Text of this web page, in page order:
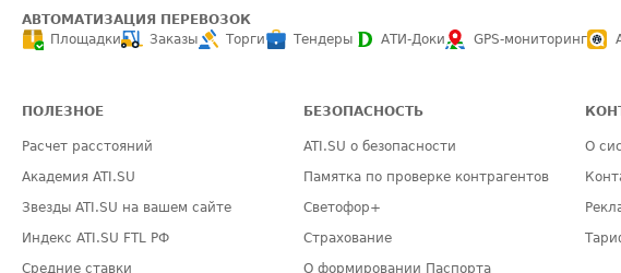
АВТОМАТИЗАЦИЯ ПЕРЕВОЗОК
Площадки
Заказы Торги Тендеры АТИ-Доки GPS-мониторинг
ПОЛЕЗНОЕ
Расчет расстояний
Академия ATI.SU
Звезды ATI.SU на вашем сайте
Индекс ATI.SU FTL РФ
Средние ставки
БЕЗОПАСНОСТЬ
ATI.SU о безопасности
Памятка по проверке контрагентов
Светофор+
Страхование
О формировании Паспорта
О